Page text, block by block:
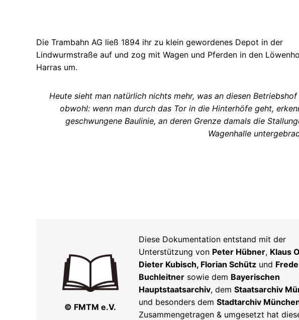
Die Trambahn AG ließ 1894 ihr zu klein gewordenes Depot in der
Lindwurmstraße auf und zog mit Wagen und Pferden in den
Harras um.
Heute sieht man natürlich nichts mehr, was an diesen
obwohl: wenn man durch das Tor in die Hinterhöfe geht,
geschwungene Baulinie, an deren Grenze damals die
Wagenhalle
© FMTM e.V.
Diese Dokumentation entstand mit der
Unterstützung von Peter Hübner, Klaus
Dieter Kubisch, Florian Schützund
Buchleitnersowie dem Bayerischen
Hauptstaatsarchiv, dem Staatsarchiv
und besonders dem Stadtarchiv
Zusammengetragen & umgesetzt hat